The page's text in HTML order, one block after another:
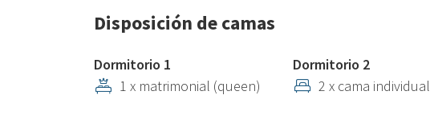
Disposición de camas
Dormitorio 1
1 x matrimonial (queen)
Dormitorio 2
2 x cama individual